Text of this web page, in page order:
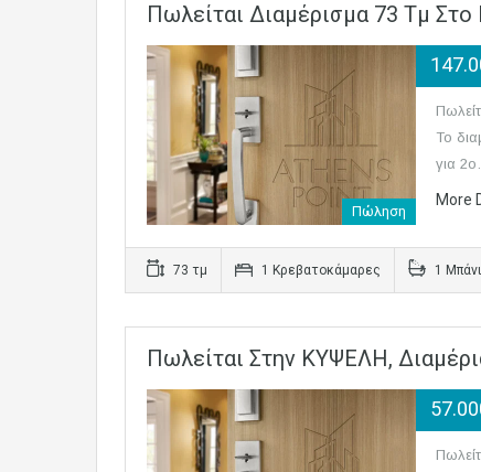
Πωλείται Διαμέρισμα 73 Τμ
Πώληση
Το
για
More
73 τμ 1 Κρεβατοκάμαρες 1
Πωλείται Στην ΚΥΨΕΛΗ,